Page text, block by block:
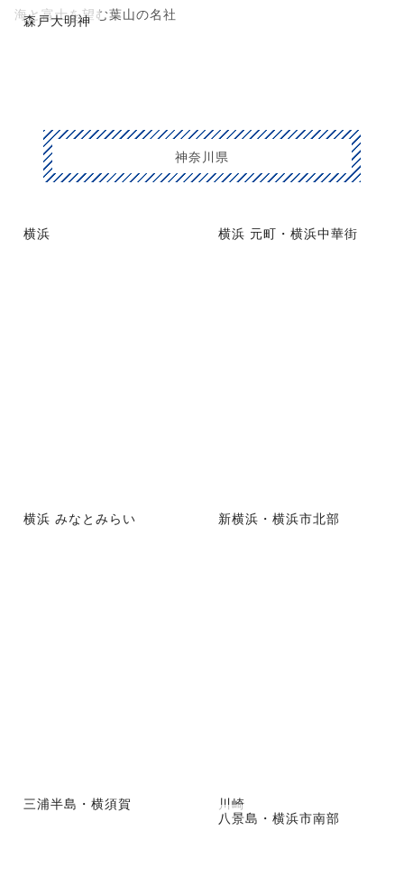
森戸大明神
海と富士を望む葉山の名社
神奈川県
横浜 横浜 元町・横浜中華街
横浜 みなとみらい 新横浜・横浜市北部
三浦半島・横須賀
川崎
八景島・横浜市南部